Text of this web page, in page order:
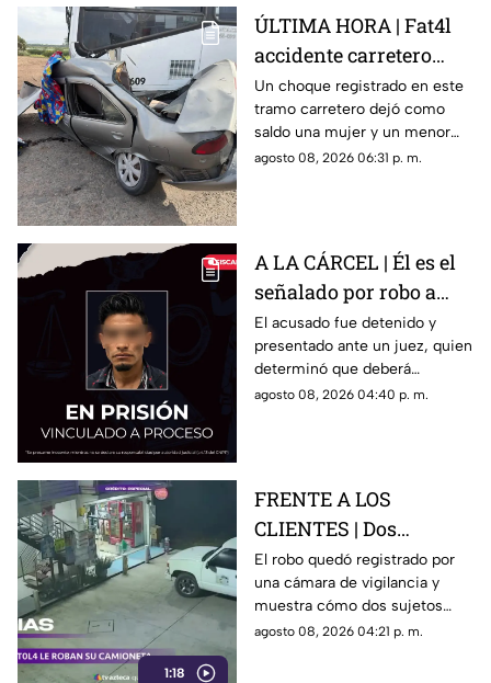
para la libertad de expresión
ÚLTIMA HORA | Fat4l
accidente carretero
deja una mujer y un
niño mu3rtos en San
Juan del Río
Un choque registrado en este
tramo carretero dejó como
saldo una mujer y un menor
sin vida, además de una
agosto 08, 2026 06:31 p. m.
A LA CÁRCEL | Él es el
señalado por robo a
una casa en Santa Rosa
Jáuregui
El acusado fue detenido y
presentado ante un juez, quien
determinó que deberá
permanecer en prisión
agosto 08, 2026 04:40 p. m.
1:18
FRENTE A LOS
CLIENTES | Dos
hombres enc4ñonan a
conductor y se llevan
su camioneta
El robo quedó registrado por
una cámara de vigilancia y
muestra cómo dos sujetos
obligaron a un conductor y a
agosto 08, 2026 04:21 p. m.